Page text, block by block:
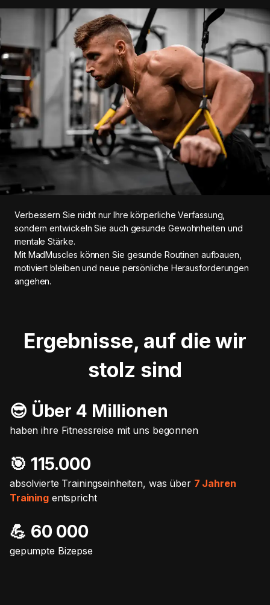
Verbessern Sie nicht nur Ihre körperliche Verfassung,
sondern entwickeln Sie auch gesunde Gewohnheiten und
mentale Stärke.
Mit MadMuscles können Sie gesunde Routinen aufbauen,
motiviert bleiben und neue persönliche Herausforderungen
angehen.
Ergebnisse, auf die wir
stolz sind
😎 Über 4 Millionen
haben ihre Fitnessreise mit uns begonnen
🎯️ 115.000
absolvierte Trainingseinheiten, was über 7 Jahren
Trainingentspricht
💪 60 000
gepumpte Bizepse